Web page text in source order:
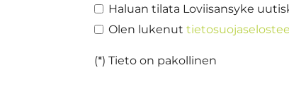
Haluan tilata Loviisansyke
Olen lukenut
(*) Tieto on pakollinen